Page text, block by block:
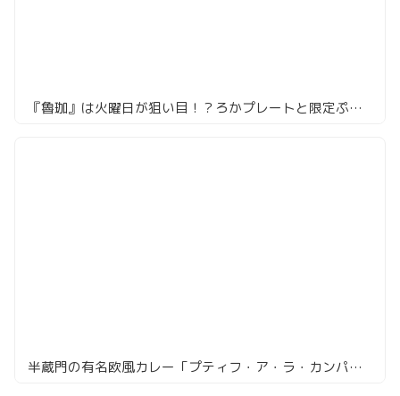
『魯珈』は火曜日が狙い目！？ろかプレートと限定ぷちカレーの混ぜ混ぜの美学
半蔵門の有名欧風カレー「プティフ・ア・ラ・カンパーニュ」